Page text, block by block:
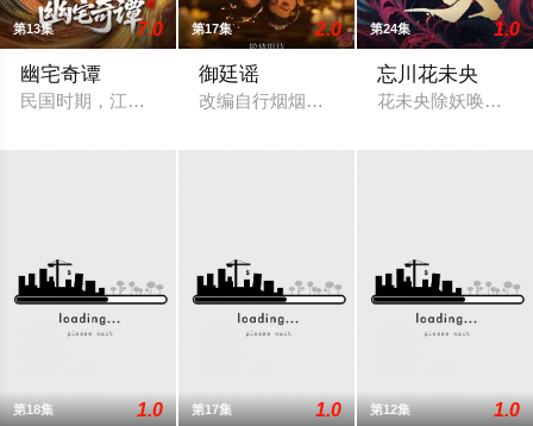
第13集 7.0
幽宅奇谭
民国时期，江淮与迅哥组成说书班子，偶遇“白天人住屋，晚上
第17集 2.0
御廷谣
改编自行烟烟的同名小说。孟廷辉，大平
第24集 1.0
忘川花未央
花未央除妖唤醒簪
第18集 1.0 第17集 1.0 第12集 1.0